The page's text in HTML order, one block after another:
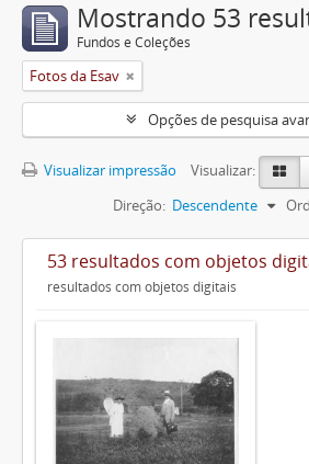
Mostrando 53
Fundos e Coleções
Fotos da Esav
Opções de pesquisa
Visualizar impressão
Visualizar:
Direção: Descendente
53 resultados com objetos
resultados com objetos digitais